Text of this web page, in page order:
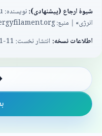
شیوهٔ ارجاع (پیشنهادی): نویسنده:
انرژی»｜منبع:
اطلاعات نسخه: انتشار نخست: 11